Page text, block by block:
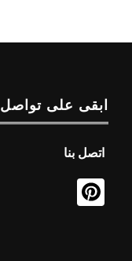
ابقى على تواصل
اتصل بنا